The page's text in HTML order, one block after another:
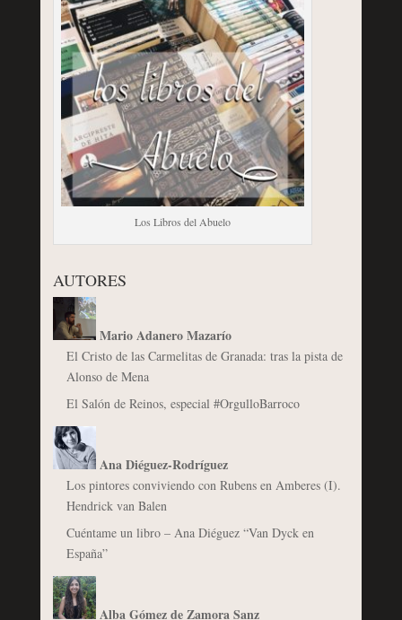
Los Libros del Abuelo
AUTORES
Mario Adanero Mazarío
El Cristo de las Carmelitas de Granada: tras la pista de
Alonso de Mena
El Salón de Reinos, especial #OrgulloBarroco
Ana Diéguez-Rodríguez
Los pintores conviviendo con Rubens en Amberes (I).
Hendrick van Balen
Cuéntame un libro – Ana Diéguez “Van Dyck en
España”
Alba Gómez de Zamora Sanz